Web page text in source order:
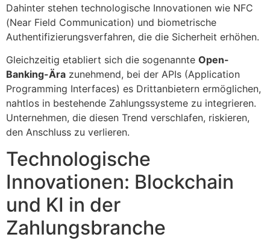
Dahinter stehen technologische Innovationen wie NFC
(Near Field Communication) und biometrische
Authentifizierungsverfahren, die die Sicherheit erhöhen.
Gleichzeitig etabliert sich die sogenannte Open-
Banking-Ära zunehmend, bei der APIs (Application
Programming Interfaces) es Drittanbietern ermöglichen,
nahtlos in bestehende Zahlungssysteme zu integrieren.
Unternehmen, die diesen Trend verschlafen, riskieren,
den Anschluss zu verlieren.
Technologische
Innovationen: Blockchain
und KI in der
Zahlungsbranche